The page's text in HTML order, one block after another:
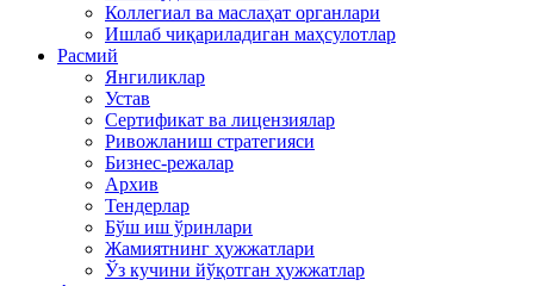
Коллегиал ва маслаҳат органлари
Ишлаб чиқариладиган маҳсулотлар
Расмий
Янгиликлар
Устав
Сертификат ва лицензиялар
Ривожланиш стратегияси
Бизнес-режалар
Архив
Тендерлар
Бўш иш ўринлари
Жамиятнинг ҳужжатлари
Ўз кучини йўқотган ҳужжатлар